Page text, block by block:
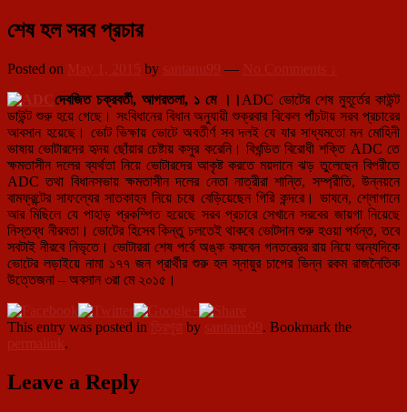
শেষ হল সরব প্রচার
Posted on May 1, 2015 by santanu99 — No Comments ↓
দেবজিত চক্রবর্তী, আগরতলা, ১ মে ।। ADC ভোটের শেষ মুহূর্তের কাউন্ট
ডাউন্ট শুরু হয়ে গেছে। সংবিধানের বিধান অনুযায়ী শুক্রবার বিকেল পাঁচটায় সরব প্রচারের
আবসান হয়েছে। ভোট ভিক্ষায় ভোটে অবতীর্ণ সব দলই যে যার সাধ্যমতো মন মোহিনী
ভাষায় ভোটারদের হৃদয় ছোঁয়ার চেষ্টায় কসুর করেনি। বিখন্ডিত বিরোধী শক্তি ADC তে
ক্ষমতাসীন দলের ব্যর্থতা নিয়ে ভোটারদের আকৃষ্ট করতে ময়দানে ঝড় তুলেছেন বিপরীতে
ADC তথা বিধানসভায় ক্ষমতাসীন দলের নেতা নাত্রীরা শান্তি, সম্প্রীতি, উন্নয়নে
বামফ্রন্টের সাফল্যের সাতকাহন নিয়ে চষে বেড়িয়েছেন গিরি কন্দরে। ভাষনে, শ্লোগানে
আর মিছিলে যে পাহাড় প্রকম্পিত হয়েছে সরব প্রচারে সেখানে সরবের জায়গা নিয়েছে
নিস্তব্ধ নীরবতা। ভোটের হিসেব কিন্তু চলতেই থাকবে ভোটদান শুরু হওয়া পর্যন্ত, তবে
সবটাই নীরবে নিভৃতে। ভোটাররা শেষ পর্বে অঙ্ক কষবেন গনতন্ত্রের রায় নিয়ে অন্যদিকে
ভোটের লড়াইয়ে নামা ১৭৭ জন প্রার্থীর শুরু হল স্নায়ুর চাপের ভিন্ন রকম রাজনৈতিক
উত্তেজনা – অবসান ৩রা মে ২০১৫।
This entry was posted in ত্রিপুরা by santanu99. Bookmark the
permalink.
Leave a Reply